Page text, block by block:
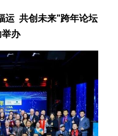
运  共创未来”跨年论坛
办